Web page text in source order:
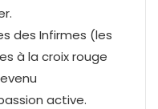
des Infirmes (les
à la croix rouge
active.